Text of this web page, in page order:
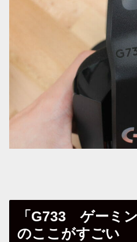
「G733 ゲーミ
のここがすごい